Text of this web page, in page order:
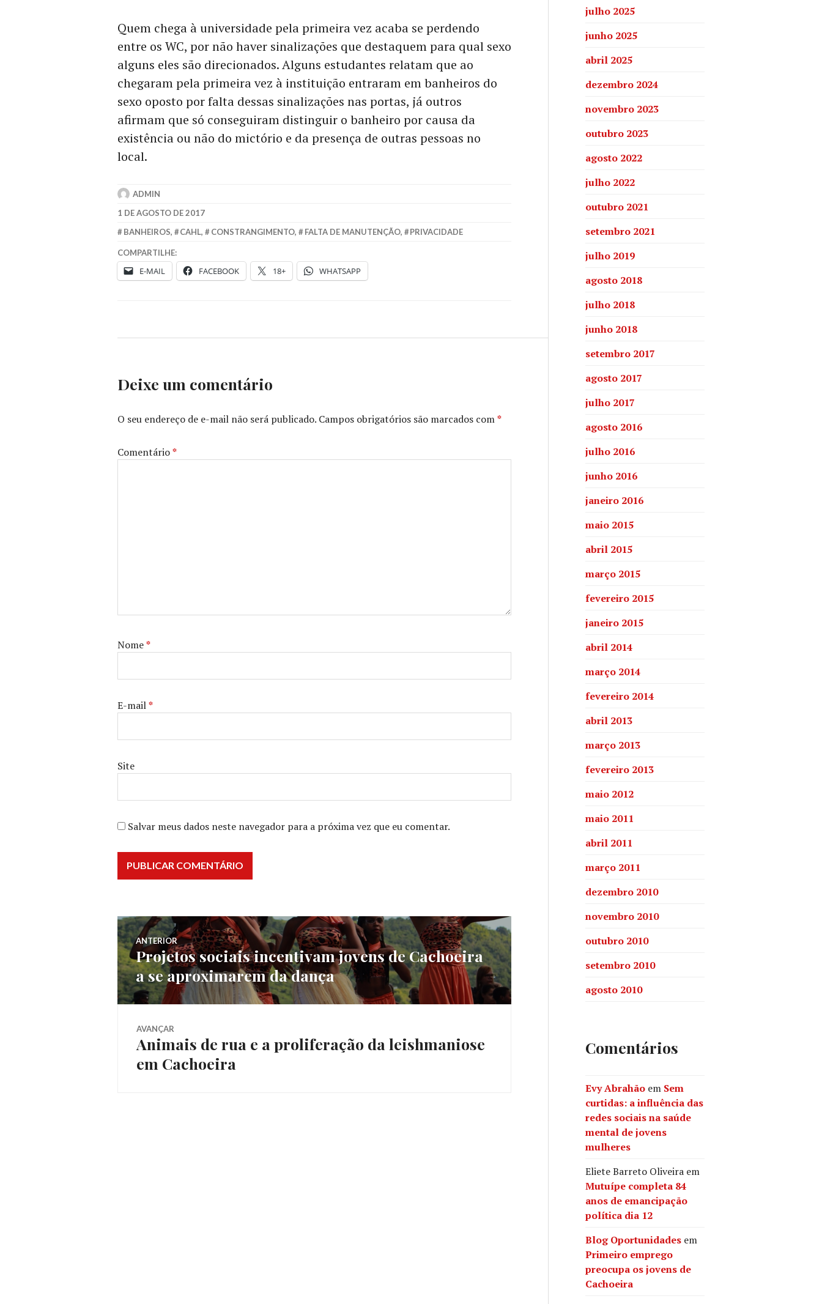
Quem chega à universidade pela primeira vez acaba se perdendo
entre os WC, por não haver sinalizações que destaquem para qual sexo
alguns eles são direcionados. Alguns estudantes relatam que ao
chegaram pela primeira vez à instituição entraram em banheiros do
sexo oposto por falta dessas sinalizações nas portas, já outros
afirmam que só conseguiram distinguir o banheiro por causa da
existência ou não do mictório e da presença de outras pessoas no
local.
ADMIN
1 DE AGOSTO DE 2017
BANHEIROS, CAHL, CONSTRANGIMENTO, FALTA DE MANUTENÇÃO, PRIVACIDADE
COMPARTILHE:
E-MAIL FACEBOOK 18+ WHATSAPP
Deixe um comentário
O seu endereço de e-mail não será publicado. Campos obrigatórios são marcados com*
Comentário*
Nome*
E-mail*
Site
Salvar meus dados neste navegador para a próxima vez que eu comentar.
Navegação
de
Post
ANTERIOR
Post
anterior:
Projetos sociais incentivam jovens de Cachoeira
a se aproximarem da dança
AVANÇAR
Próximo
post:
Animais de rua e a proliferação da leishmaniose
em Cachoeira
julho 2025
junho 2025
abril 2025
dezembro 2024
novembro 2023
outubro 2023
agosto 2022
julho 2022
outubro 2021
setembro 2021
julho 2019
agosto 2018
julho 2018
junho 2018
setembro 2017
agosto 2017
julho 2017
agosto 2016
julho 2016
junho 2016
janeiro 2016
maio 2015
abril 2015
março 2015
fevereiro 2015
janeiro 2015
abril 2014
março 2014
fevereiro 2014
abril 2013
março 2013
fevereiro 2013
maio 2012
maio 2011
abril 2011
março 2011
dezembro 2010
novembro 2010
outubro 2010
setembro 2010
agosto 2010
Comentários
Evy Abrahão em Sem
curtidas: a influência das
redes sociais na saúde
mental de jovens
mulheres
Eliete Barreto Oliveira em
Mutuípe completa 84
anos de emancipação
política dia 12
Blog Oportunidades em
Primeiro emprego
preocupa os jovens de
Cachoeira